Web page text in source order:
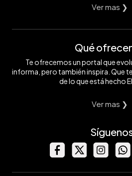
Ver mas ❯
Qué
Te ofrecemos un portal que
informa, pero también inspira. Que
de lo que está hecho
Ver mas ❯